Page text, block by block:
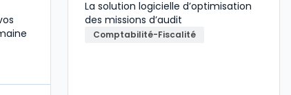
La solution logicielle d’optimisation
des missions d’audit
Comptabilité-Fiscalité